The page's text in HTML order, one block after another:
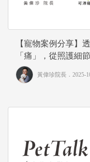
【寵物案例分享】
「痛」，從照護細
業獸醫—黃偉珍
黃偉珍院長 ．2025-